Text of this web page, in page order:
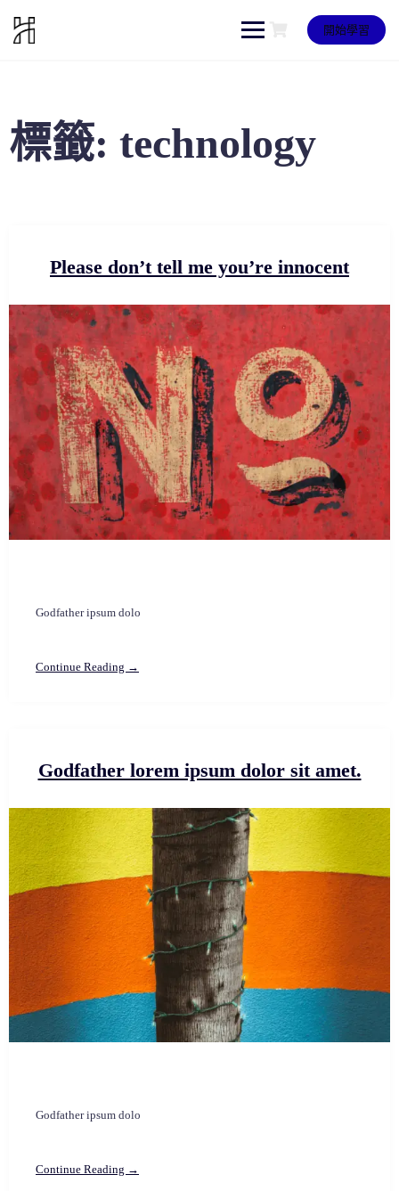
content
開始學習
標籤: technology
Please don’t tell me you’re innocent
Godfather ipsum dolo
Continue Reading →
Godfather lorem ipsum dolor sit amet.
Godfather ipsum dolo
Continue Reading →